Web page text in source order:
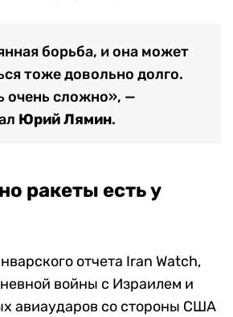
борьба, и она может
тоже довольно долго.
очень сложно», —
Юрий Лямин.
ракеты есть у
отчета Iran Watch,
войны с Израилем и
авиаударов со стороны США